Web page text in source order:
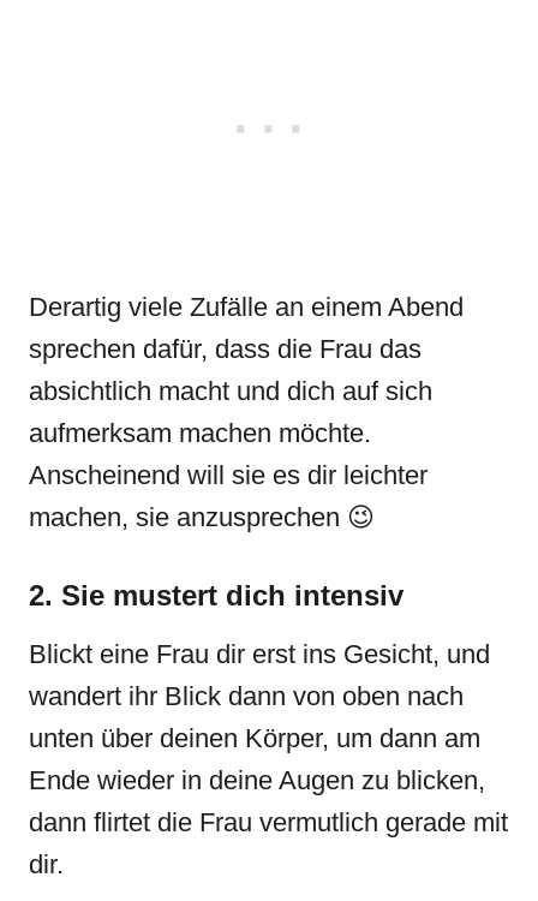
Derartig viele Zufälle an einem Abend
sprechen dafür, dass die Frau das
absichtlich macht und dich auf sich
aufmerksam machen möchte.
Anscheinend will sie es dir leichter
machen, sie anzusprechen 😉
2. Sie mustert dich intensiv
Blickt eine Frau dir erst ins Gesicht, und
wandert ihr Blick dann von oben nach
unten über deinen Körper, um dann am
Ende wieder in deine Augen zu blicken,
dann flirtet die Frau vermutlich gerade mit
dir.